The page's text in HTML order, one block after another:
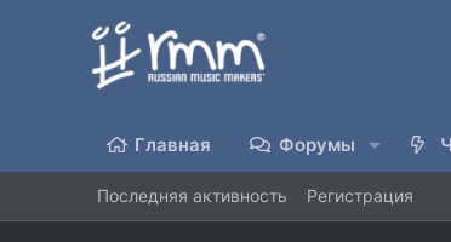
Главная Форумы
Последняя активность Регистрация